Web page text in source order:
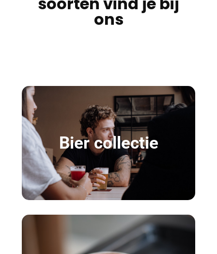
ons
Bier collectie